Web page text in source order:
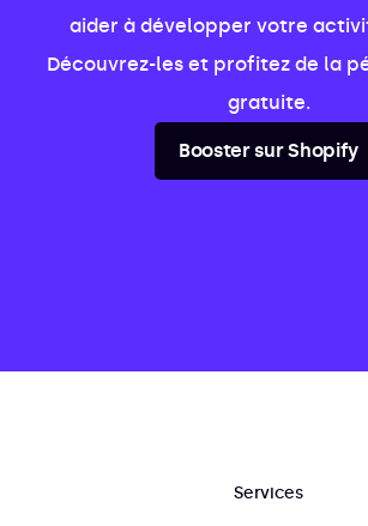
aider à développer votre
Découvrez-les et profitez de la
gratuite.
Booster sur Shopify
Services